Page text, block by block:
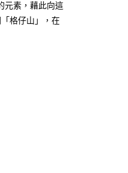
元素，藉此向這
格仔山」，在